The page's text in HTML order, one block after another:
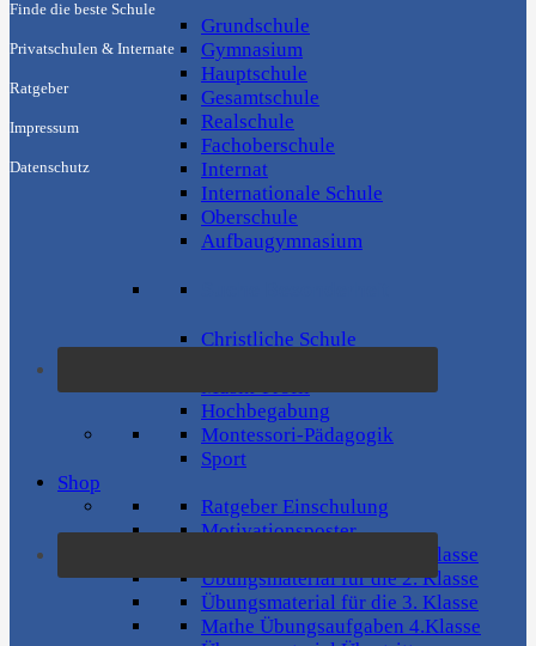
Grundschule
Gymnasium
Hauptschule
Gesamtschule
Realschule
Fachoberschule
Internat
Internationale Schule
Oberschule
Aufbaugymnasium
Christliche Schule
Hochbegabung
Montessori-Pädagogik
Sport
Shop
Ratgeber Einschulung
Motivationsposter
Übungsmaterial für die 1. Klasse
Übungsmaterial für die 2. Klasse
Übungsmaterial für die 3. Klasse
Mathe Übungsaufgaben 4.Klasse
Finde die beste Schule
Privatschulen & Internate
Ratgeber
Impressum
Datenschutz